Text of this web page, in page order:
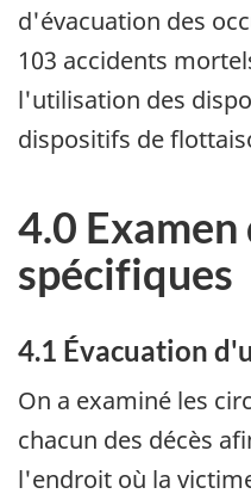
d'évacuation des
103 accidents
l'utilisation des
dispositifs de
4.0
spécifiques
4.1 Évacuation
On a examiné les
chacun des décès
l'endroit où la